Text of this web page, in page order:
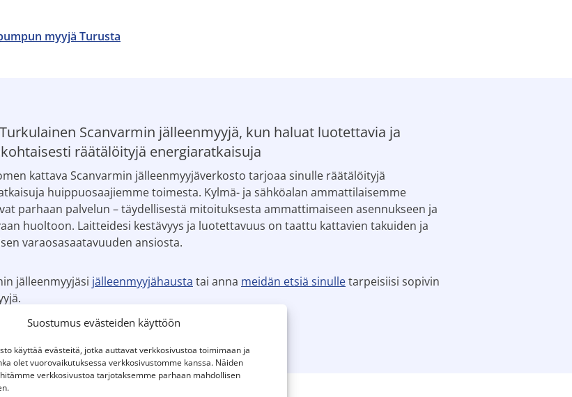
Suostumus evästeiden käyttöön
käyttää evästeitä, jotka auttavat verkkosivustoa toimimaan ja
olet vuorovaikutuksessa verkkosivustomme kanssa. Näiden
verkkosivustoa tarjotaksemme parhaan mahdollisen
myyjä Turusta
Scanvarmin jälleenmyyjä, kun haluat luotettavia ja
räätälöityjä energiaratkaisuja
kattava Scanvarmin jälleenmyyjäverkosto tarjoaa sinulle räätälöityjä
huippuosaajiemme toimesta. Kylmä- ja sähköalan ammattilaisemme
parhaan palvelun – täydellisestä mitoituksesta ammattimaiseen asennukseen ja
huoltoon. Laitteidesi kestävyys ja luotettavuus on taattu kattavien takuiden ja
varaosasaatavuuden ansiosta.
jälleenmyyjäsi jälleenmyyjähausta tai anna meidän etsiä sinulletarpeisiisi sopivin